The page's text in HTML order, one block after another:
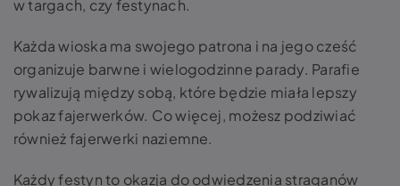
w targach, czy festynach.
Każda wioska ma swojego patrona i na jego cześć
organizuje barwne i wielogodzinne parady. Parafie
rywalizują między sobą, które będzie miała lepszy
pokaz fajerwerków. Co więcej, możesz podziwiać
również fajerwerki naziemne.
Każdy festyn to okazja do odwiedzenia straganów